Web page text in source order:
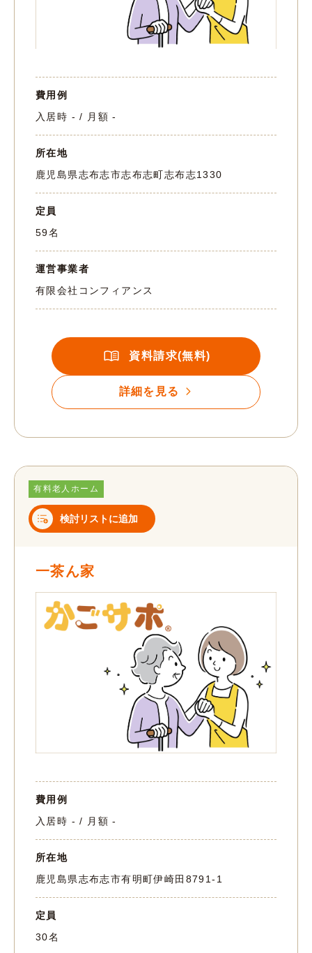
費用例
入居時 - / 月額 -
所在地
鹿児島県志布志市志布志町志布志1330
定員
59名
運営事業者
有限会社コンフィアンス
資料請求(無料)
詳細を見る
有料老人ホーム
検討リストに追加
一茶ん家
費用例
入居時 - / 月額 -
所在地
鹿児島県志布志市有明町伊崎田8791-1
定員
30名